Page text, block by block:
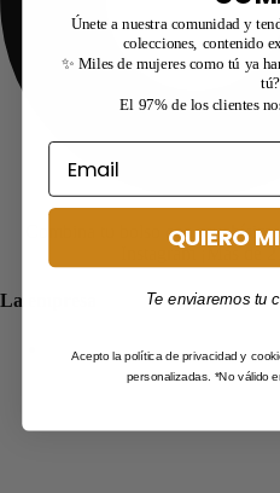
Combina tu bolso con
Instagram ¡Más de
La empresa
New
Únete a nuestra comunidad y
colecciones, contenido
✨ Miles de mujeres como tú ya
tú?
El 97% de los clientes
QUIERO
Te enviaremos tu
Acepto la política de privacidad y
personalizadas. *No válido